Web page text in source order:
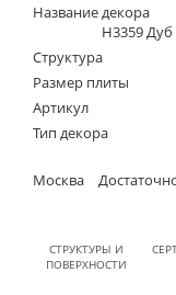
Название декора
H3359
Структура
Размер плиты
Артикул
Тип декора
Москва
СТРУКТУРЫ И
ПОВЕРХНОСТИ